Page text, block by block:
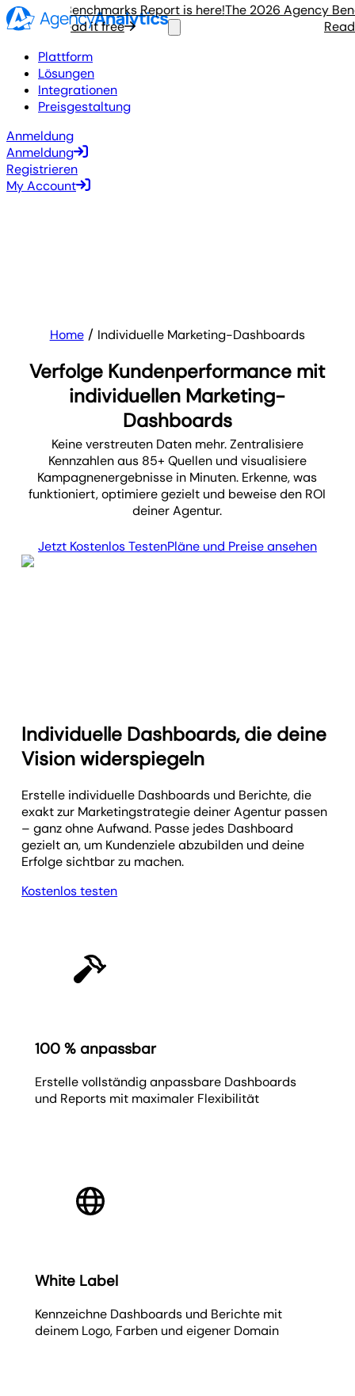
Benchmarks Report is here!
Read it free
The 2026 Agency
Read
Plattform
Lösungen
Integrationen
Preisgestaltung
Anmeldung
Anmeldung
Registrieren
My Account
Home Individuelle Marketing-Dashboards
Verfolge Kunden­performance mit
individuellen Marketing-
Dashboards
Keine verstreuten Daten mehr. Zentralisiere
Kennzahlen aus 85+ Quellen und visualisiere
Kampagnen­ergebnisse in Minuten. Erkenne, was
funktioniert, optimiere gezielt und beweise den ROI
deiner Agentur.
Jetzt Kostenlos TestenPläne und Preise ansehen
Individuelle Dashboards, die deine
Vision widerspiegeln
Erstelle individuelle Dashboards und Berichte, die
exakt zur Marketingstrategie deiner Agentur passen
– ganz ohne Aufwand. Passe jedes Dashboard
gezielt an, um Kunden­ziele abzubilden und deine
Erfolge sichtbar zu machen.
Kostenlos testen
100 % anpassbar
Erstelle vollständig anpassbare Dashboards
und Reports mit maximaler Flexibilität
White Label
Kennzeichne Dashboards und Berichte mit
deinem Logo, Farben und eigener Domain